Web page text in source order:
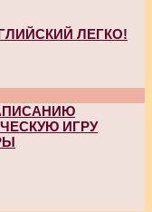
ЛЕГКО!
ИГРУ